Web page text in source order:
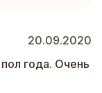
20.09.2020
года. Очень